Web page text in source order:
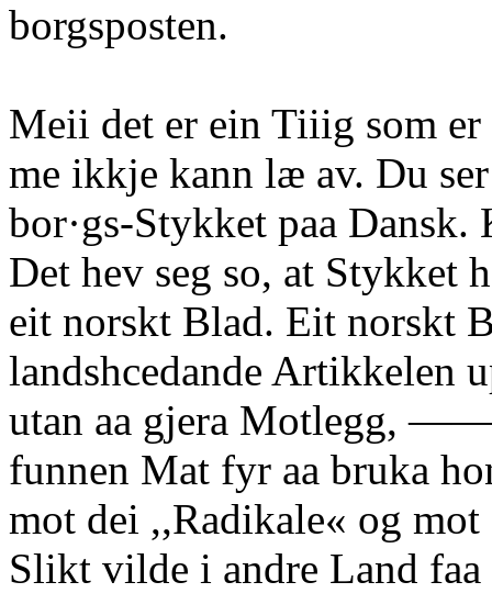
borgsposten.
Meii det er ein Tiiig som er
me ikkje kann læ av. Du
bor·gs-Stykket paa
Det hev seg so, at Stykket
eit norskt Blad. Eit norskt
landshcedande Artikkelen
utan aa gjera Motlegg,
funnen Mat fyr aa bruka
mot dei ,,Radikale« og
Slikt vilde i andre Land